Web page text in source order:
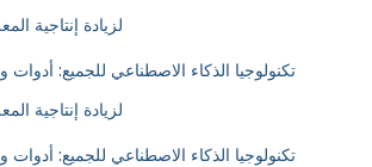
لزيادة إنتاجية
تكنولوجيا الذكاء الاصطناعي للجميع: أدوات
لزيادة إنتاجية
تكنولوجيا الذكاء الاصطناعي للجميع: أدوات